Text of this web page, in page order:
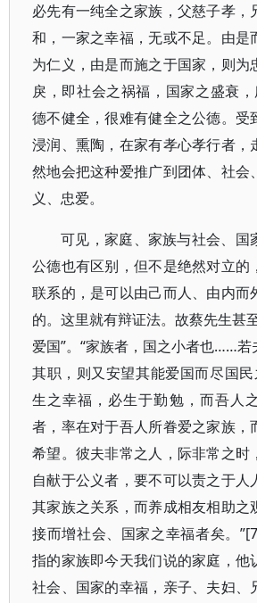
必先有一纯全之家族，父慈子孝，
和，一家之幸福，无或不足。由是
为仁义，由是而施之于国家，则为
戾，即社会之祸福，国家之盛衰
德不健全，很难有健全之公德。受
浸润、熏陶，在家有孝心孝行者，
然地会把这种爱推广到团体、社会
义、忠爱。
可见，家庭、家族与社会、国
公德也有区别，但不是绝然对立的
联系的，是可以由己而人、由内而
的。这里就有辩证法。故蔡先生甚
爱国”。“家族者，国之小者也……若
其职，则又安望其能爱国而尽国
生之幸福，必生于勤勉，而吾人
者，率在对于吾人所眷爱之家族，
希望。彼夫非常之人，际非常之时
自献于公义者，要不可以责之于人
其家族之关系，而养成相友相助之
接而增社会、国家之幸福者矣。
指的家族即今天我们说的家庭，他
社会、国家的幸福，亲子、夫妇、